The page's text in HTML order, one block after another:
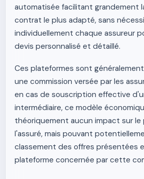
automatisée facilitant grandement
contrat le plus adapté, sans
individuellement chaque assureur
devis personnalisé et détaillé.
Ces plateformes sont
une commission versée par les
en cas de souscription effective
intermédiaire, ce modèle
théoriquement aucun impact sur le
l'assuré, mais pouvant
classement des offres présentées
plateforme concernée par cette